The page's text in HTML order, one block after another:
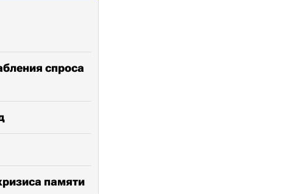
спроса
памяти